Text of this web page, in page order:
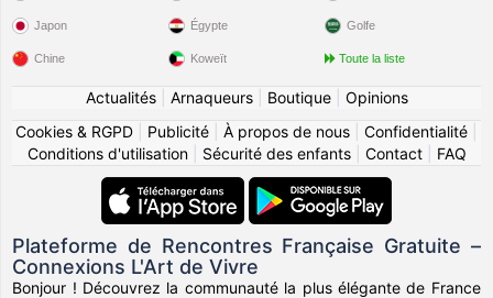
Japon
Chine
Égypte
Koweït
Golfe
Toute la liste
Actualités| Arnaqueurs| Boutique| Opinions
Cookies & RGPD
Publicité À propos de nous Confidentialité
Conditions d'utilisation| Sécurité des enfants| Contact| FAQ
Plateforme de Rencontres Française Gratuite –
Connexions L'Art de Vivre
Bonjour ! Découvrez la communauté la plus élégante de France